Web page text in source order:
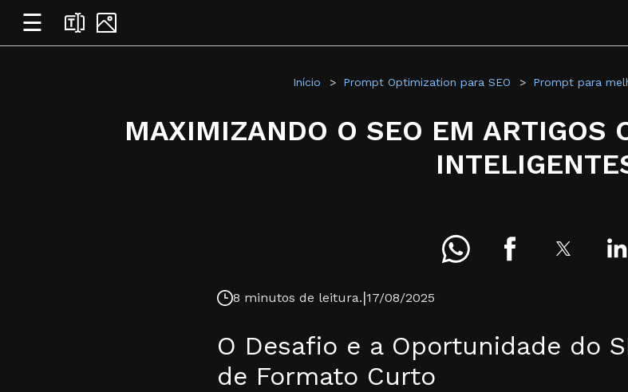
☰
Início Prompt Optimization para SEO Prompt para
MAXIMIZANDO O SEO EM ARTIGOS
8 minutos de leitura.|17/08/2025
O Desafio e a Oportunidade do
de Formato Curto